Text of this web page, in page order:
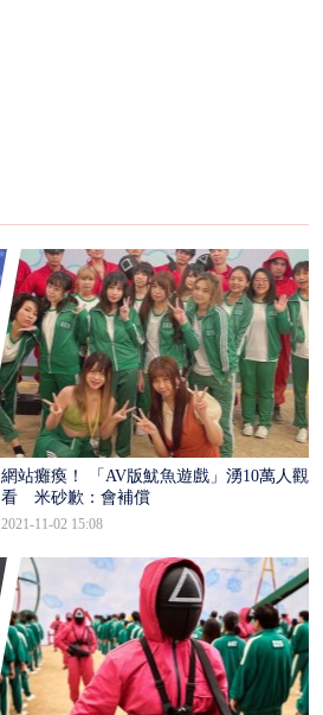
網站癱瘓！ 「AV版魷魚遊戲」湧10萬人觀
看 米砂歉：會補償
2021-11-02 15:08